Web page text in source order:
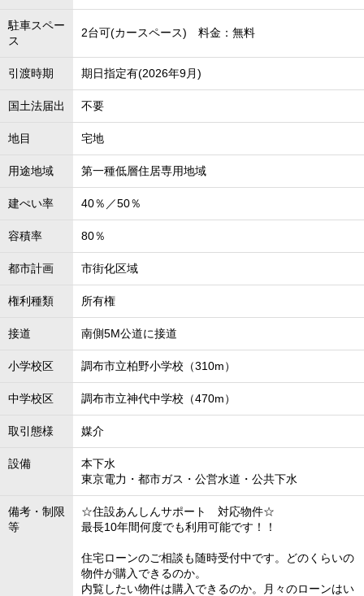
駐車スペー
ス
2台可(カースペース) 料金：無料
引渡時期 期日指定有(2026年9月)
国土法届出 不要
地目 宅地
用途地域 第一種低層住居専用地域
建ぺい率 40％／50％
容積率 80％
都市計画 市街化区域
権利種類 所有権
接道 南側5M公道に接道
小学校区 調布市立柏野小学校（310m）
中学校区 調布市立神代中学校（470m）
取引態様 媒介
設備
本下水
東京電力・都市ガス・公営水道・公共下水
備考・制限
等
☆住設あんしんサポート 対応物件☆
最長10年間何度でも利用可能です！！
住宅ローンのご相談も随時受付中です。どのくらいの
物件が購入できるのか。
内覧したい物件は購入できるのか。月々のローンはい